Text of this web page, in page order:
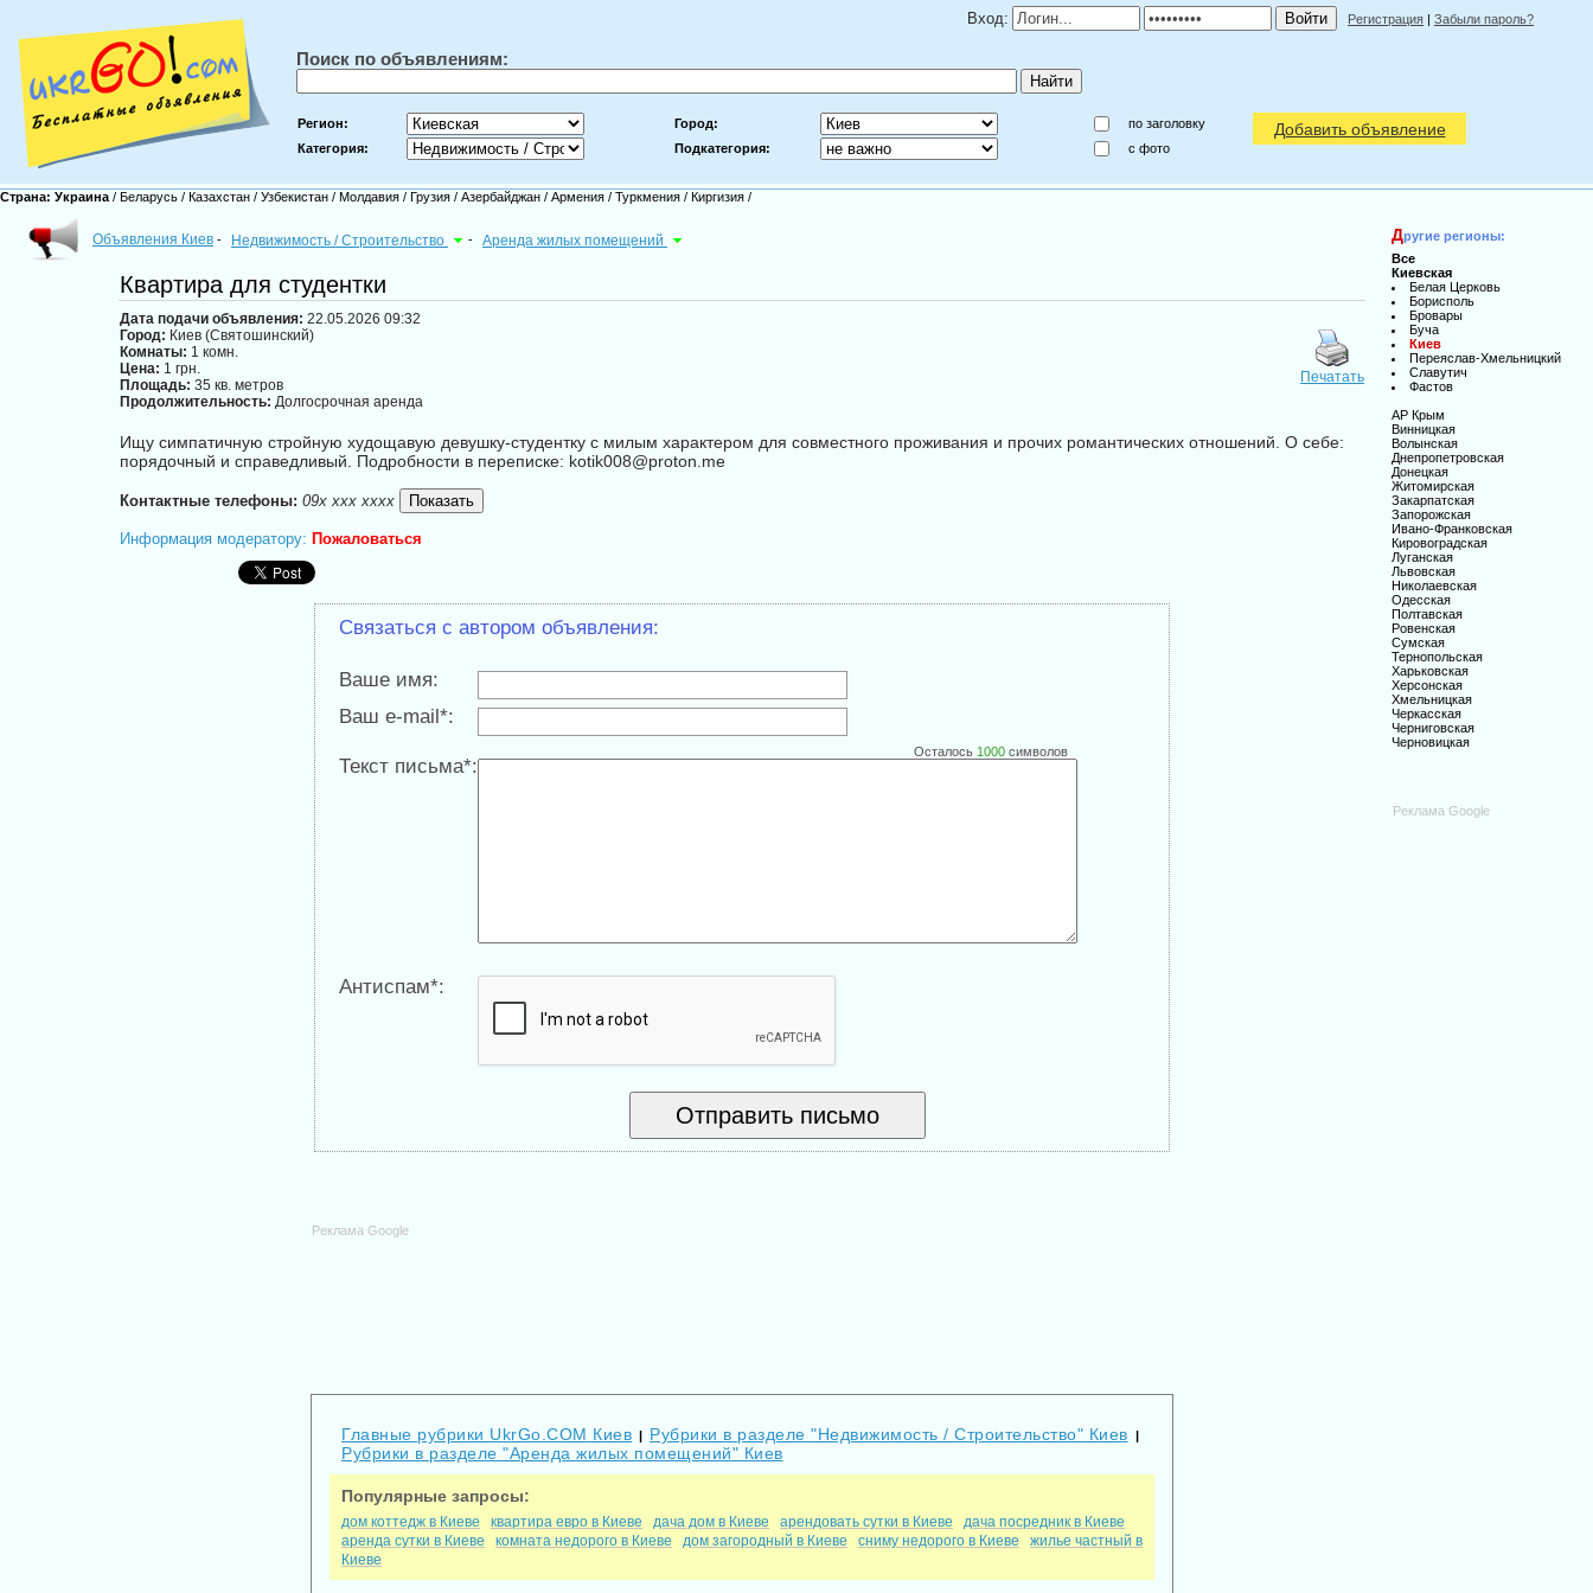
Вход: Регистрация | Забыли пароль?
Поиск по объявлениям:
Регион: Город:
по заголовку
Категория:
Подкатегория: c фото
Добавить объявление
Страна: Украина / Беларусь / Казахстан / Узбекистан / Молдавия / Грузия / Азербайджан / Армения / Туркмения / Киргизия /
Объявления Киев - Недвижимость / Строительство - Аренда жилых помещений
Квартира для студентки
Дата подачи объявления: 22.05.2026 09:32
Город: Киев (Святошинский)
Комнаты: 1 комн.
Цена: 1 грн.
Площадь: 35 кв. метров
Продолжительность: Долгосрочная аренда
Печатать
Ищу симпатичную стройную худощавую девушку-студентку с милым характером для совместного проживания и прочих романтических отношений. О себе:
порядочный и справедливый. Подробности в переписке: kotik008@proton.me
Контактные телефоны: 09x xxx xxxx
Информация модератору: Пожаловаться
Связаться с автором объявления:
Ваше имя:
Ваш e-mail*:
Текст письма*:
Осталось 1000 символов
Антиспам*:
Реклама Google
Главные рубрики UkrGo.COM Киев | Рубрики в разделе "Недвижимость / Строительство" Киев |
Рубрики в разделе "Аренда жилых помещений" Киев
Популярные запросы:
дом коттедж в Киеве квартира евро в Киеве дача дом в Киеве арендовать сутки в Киеве
дача посредник в Киеве
аренда сутки в Киеве
комната недорого в Киеве дом загородный в Киеве сниму недорого в Киеве
жилье частный в
Киеве
Другие регионы:
Все
Киевская
Белая Церковь
Борисполь
Бровары
Буча
Киев
Переяслав-Хмельницкий
Славутич
Фастов
АР Крым
Винницкая
Волынская
Днепропетровская
Донецкая
Житомирская
Закарпатская
Запорожская
Ивано-Франковская
Кировоградская
Луганская
Львовская
Николаевская
Одесская
Полтавская
Ровенская
Сумская
Тернопольская
Харьковская
Херсонская
Хмельницкая
Черкасская
Черниговская
Черновицкая
Реклама Google